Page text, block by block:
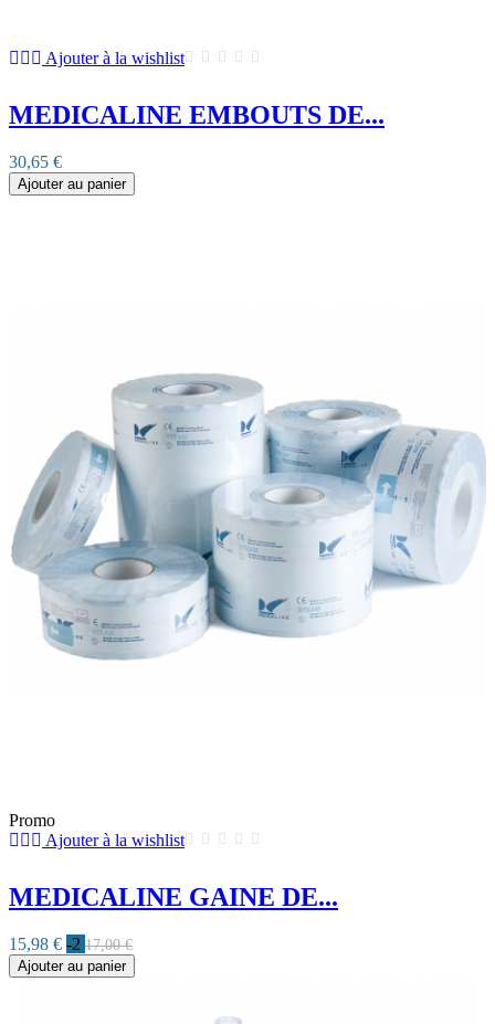
Ajouter à la wishlist
MEDICALINE EMBOUTS DE...
30,65 €
Ajouter au panier
Promo
Ajouter à la wishlist
MEDICALINE GAINE DE...
15,98 € -2 17,00 €
Ajouter au panier